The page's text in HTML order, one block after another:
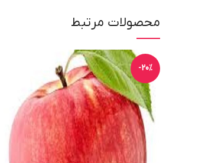
محصولات مرتبط
-20%